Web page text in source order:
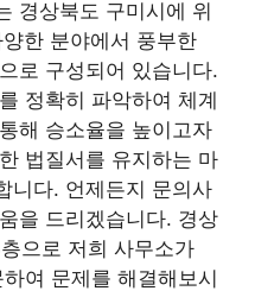
경상북도 구미시에 위
한 분야에서 풍부한
로 구성되어 있습니다.
정확히 파악하여 체계
해 승소율을 높이고자
법질서를 유지하는 마
니다. 언제든지 문의사
을 드리겠습니다. 경상
으로 저희 사무소가
여 문제를 해결해보시